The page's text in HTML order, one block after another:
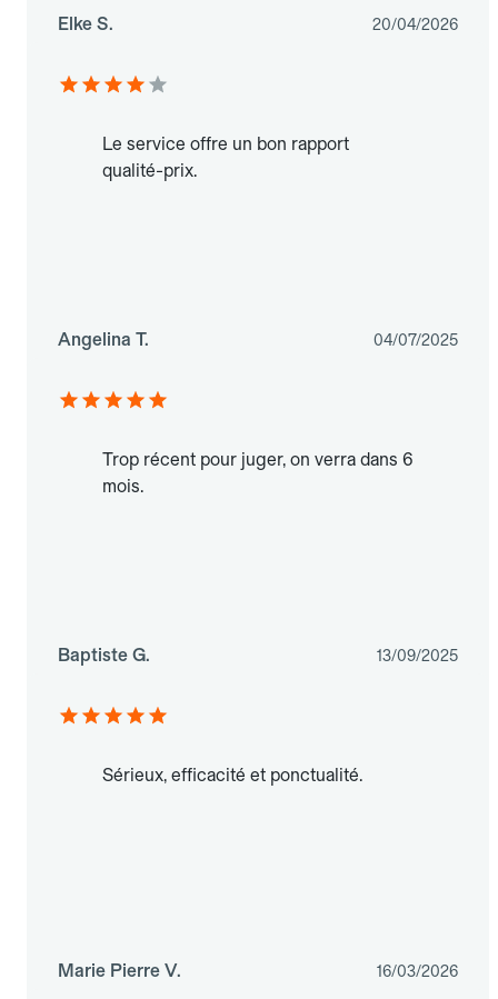
Elke S. 20/04/2026
Le service offre un bon rapport
qualité-prix.
Angelina T. 04/07/2025
Trop récent pour juger, on verra dans 6
mois.
Baptiste G. 13/09/2025
Sérieux, efficacité et ponctualité.
Marie Pierre V. 16/03/2026